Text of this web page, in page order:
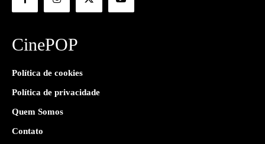
CinePOP
Política de cookies
Política de privacidade
Quem Somos
Contato